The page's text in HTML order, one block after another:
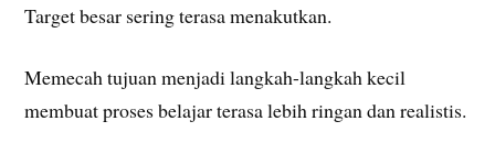
Target besar sering terasa menakutkan.
Memecah tujuan menjadi langkah-langkah kecil
membuat proses belajar terasa lebih ringan dan realistis.